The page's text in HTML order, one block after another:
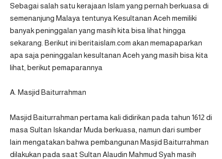
Sebagai salah satu kerajaan Islam yang pernah berkuasa di
semenanjung Malaya tentunya Kesultanan Aceh memiliki
banyak peninggalan yang masih kita bisa lihat hingga
sekarang. Berikut ini beritaislam.com akan memapaparkan
apa saja peninggalan kesultanan Aceh yang masih bisa kita
lihat, berikut pemaparannya
A. Masjid Baiturrahman
Masjid Baiturrahman pertama kali didirikan pada tahun 1612 di
masa Sultan Iskandar Muda berkuasa, namun dari sumber
lain mengatakan bahwa pembangunan Masjid Baiturrahman
dilakukan pada saat Sultan Alaudin Mahmud Syah masih